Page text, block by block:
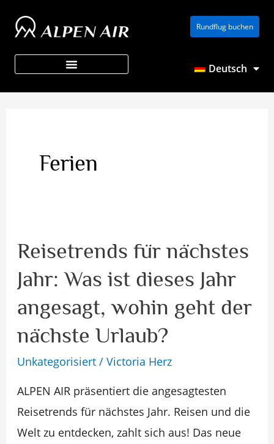
Inhalt
springen
Rundflug buchen
Deutsch
Ferien
Reisetrends für nächstes
Jahr: Was ist dieses Jahr
angesagt, wohin geht der
nächste Urlaub?
Unkategorisiert/ Victoria Herz
ALPEN AIR präsentiert die angesagtesten
Reisetrends für nächstes Jahr. Reisen und die
Welt zu entdecken, zahlt sich aus! Das neue
Reisetrends
nächstes
Jahr:
Was
Jahr
angesagt,
wohin